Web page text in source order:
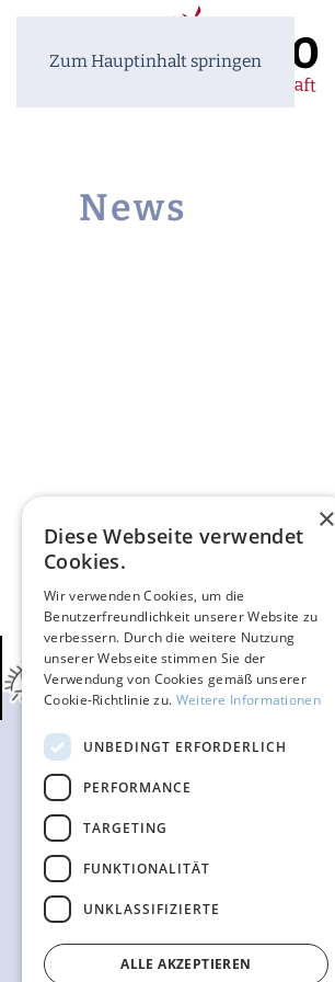
Zum Hauptinhalt springen
News
×
Diese Webseite verwendet
Cookies.
Wir verwenden Cookies, um die
Benutzerfreundlichkeit unserer Website zu
verbessern. Durch die weitere Nutzung
unserer Webseite stimmen Sie der
Verwendung von Cookies gemäß unserer
Cookie-Richtlinie zu. Weitere Informationen
UNBEDINGT ERFORDERLICH
PERFORMANCE
TARGETING
FUNKTIONALITÄT
UNKLASSIFIZIERTE
ALLE AKZEPTIEREN